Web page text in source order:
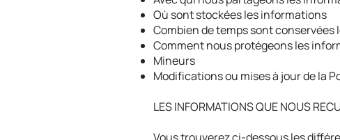
Où sont stockées les informations
Combien de temps sont
Comment nous protégeons les
Mineurs
Modifications ou mises à jour de la
LES INFORMATIONS QUE NOUS